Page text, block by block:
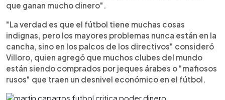
que ganan mucho dinero".
"La verdad es que el fútbol tiene muchas cosas
indignas, pero los mayores problemas nunca están en la
cancha, sino en los palcos de los directivos" consideró
Villoro, quien agregó que muchos clubes del mundo
están siendo comprados por jeques árabes o "mafiosos
rusos" que traen un desnivel económico en el fútbol.